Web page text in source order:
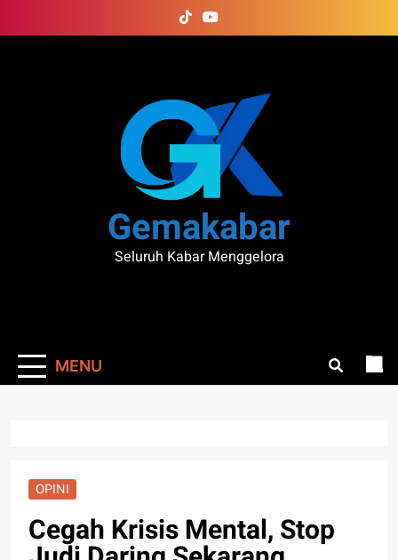
to
Gemakabar
Seluruh Kabar Menggelora
MENU
OPINI
Cegah Krisis Mental, Stop